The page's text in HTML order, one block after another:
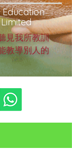
Education
見我所教訓
教導別人的